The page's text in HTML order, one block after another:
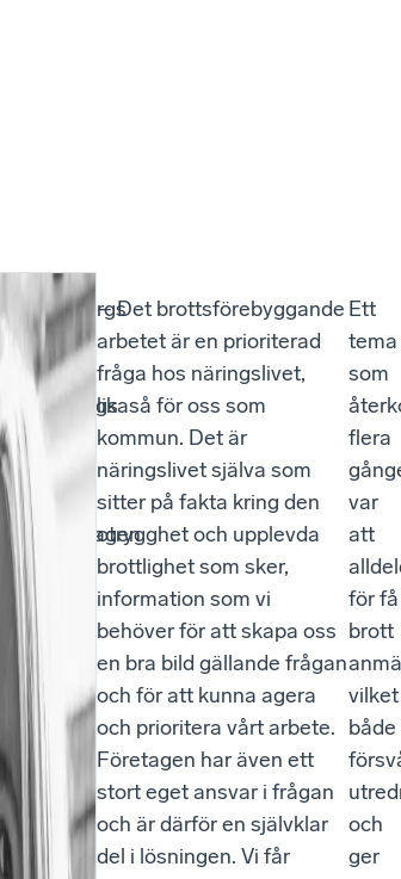
Helsingborgs
stad
och
Sölvesborgs
kommun
deltog
under
eftermiddagen
för
att
dela
med
sig
av
sitt
arbete
kring
brott
– Det brottsförebyggande
arbetet är en prioriterad
fråga hos näringslivet,
likaså för oss som
kommun. Det är
näringslivet själva som
sitter på fakta kring den
otrygghet och upplevda
brottlighet som sker,
information som vi
behöver för att skapa oss
en bra bild gällande frågan
och för att kunna agera
och prioritera vårt arbete.
Företagen har även ett
stort eget ansvar i frågan
och är därför en självklar
del i lösningen. Vi får
Ett
tema
som
flera
var
att
för få
brott
vilket
både
och
ger